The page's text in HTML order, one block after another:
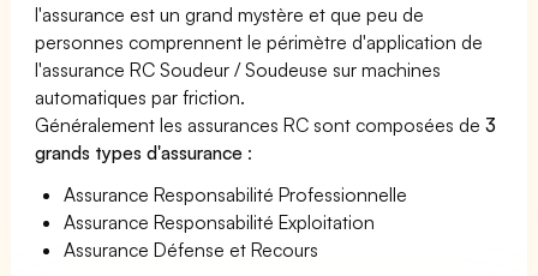
l'assurance est un grand mystère et que peu de
personnes comprennent le périmètre d'application de
l'assurance RC Soudeur / Soudeuse sur machines
automatiques par friction.
Généralement les assurances RC sont composées de3
grands types d'assurance :
Assurance Responsabilité Professionnelle
Assurance Responsabilité Exploitation
Assurance Défense et Recours